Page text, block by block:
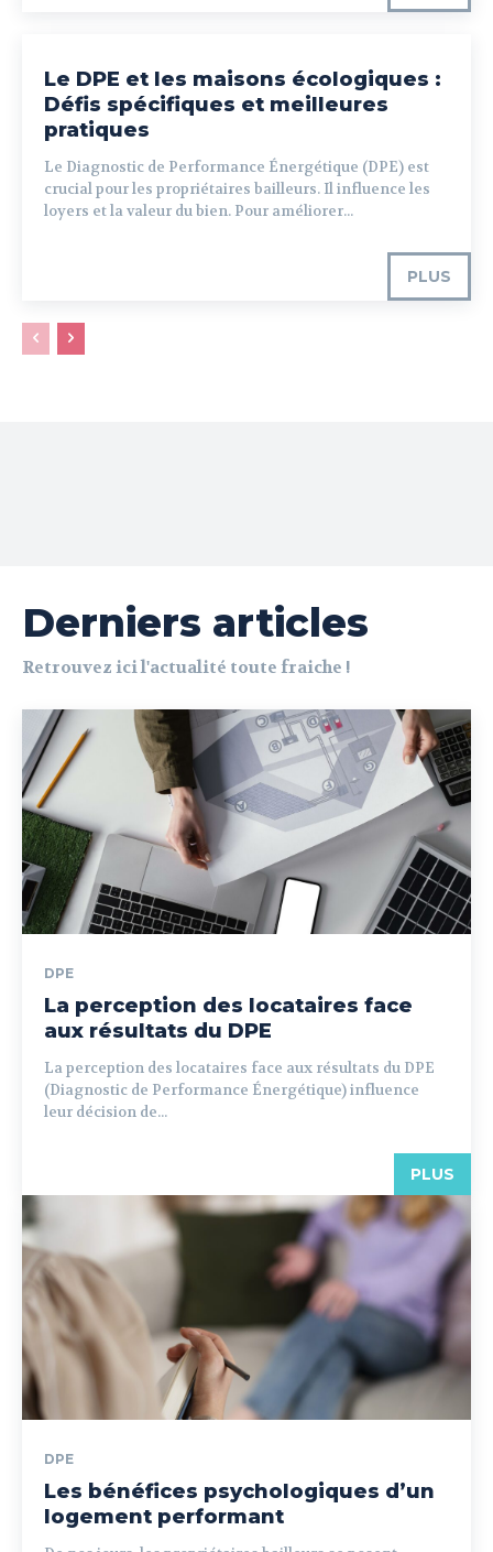
Le DPE et les maisons écologiques :
Défis spécifiques et meilleures
pratiques
Le Diagnostic de Performance Énergétique (DPE) est
crucial pour les propriétaires bailleurs. Il influence les
loyers et la valeur du bien. Pour améliorer...
PLUS
Derniers articles
Retrouvez ici l'actualité toute fraiche !
DPE
La perception des locataires face
aux résultats du DPE
La perception des locataires face aux résultats du DPE
(Diagnostic de Performance Énergétique) influence
leur décision de...
PLUS
DPE
Les bénéfices psychologiques d’un
logement performant